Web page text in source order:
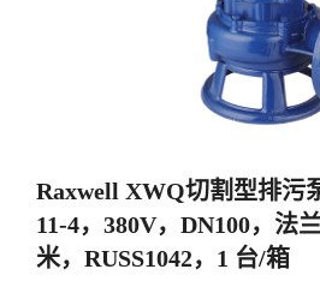
Raxwell XWQ切割型排污
11-4，380V，DN100，法
米，RUSS1042，1 台/箱